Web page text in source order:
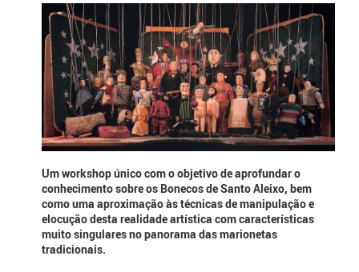
Um workshop único com o objetivo de aprofundar o
conhecimento sobre os Bonecos de Santo Aleixo, bem
como uma aproximação às técnicas de manipulação e
elocução desta realidade artística com características
muito singulares no panorama das marionetas
tradicionais.